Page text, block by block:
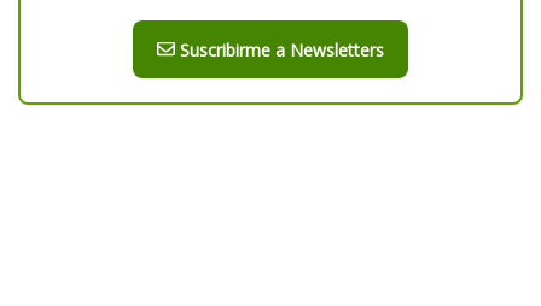
Suscribirme a Newsletters